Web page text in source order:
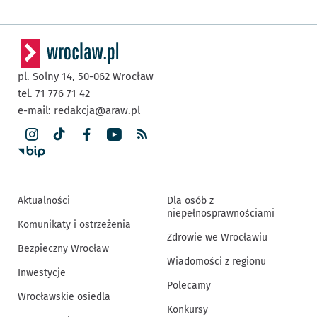
pl. Solny 14, 50-062 Wrocław
tel. 71 776 71 42
e-mail: redakcja@araw.pl
Aktualności
Komunikaty i ostrzeżenia
Bezpieczny Wrocław
Inwestycje
Wrocławskie osiedla
Dla osób z
niepełnosprawnościami
Zdrowie we Wrocławiu
Wiadomości z regionu
Polecamy
Konkursy